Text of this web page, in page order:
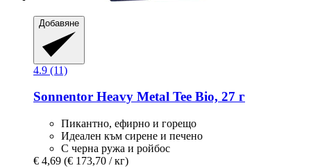
Добавяне
4.9 (11)
Sonnentor Heavy Metal Tee Bio, 27 г
Пикантно, ефирно и горещо
Идеален към сирене и печено
С черна ружа и ройбос
€ 4,69 (€ 173,70 / кг)